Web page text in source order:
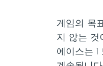
게임의 목
지 않는 것
에이스는